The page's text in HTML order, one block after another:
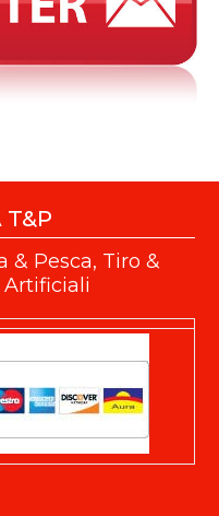
T&P
& Pesca, Tiro &
Artificiali